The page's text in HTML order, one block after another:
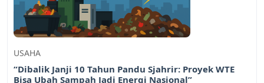
USAHA
“Dibalik Janji 10 Tahun Pandu Sjahrir: Proyek WTE
Bisa Ubah Sampah Jadi Energi Nasional”